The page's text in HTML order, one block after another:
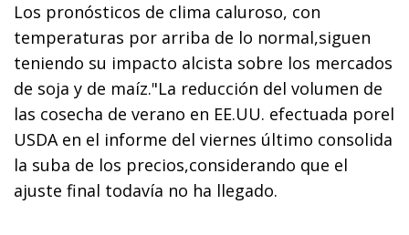
Los pronósticos de clima caluroso, con
temperaturas por arriba de lo normal,siguen
teniendo su impacto alcista sobre los mercados
de soja y de maíz."La reducción del volumen de
las cosecha de verano en EE.UU. efectuada porel
USDA en el informe del viernes último consolida
la suba de los precios,considerando que el
ajuste final todavía no ha llegado.